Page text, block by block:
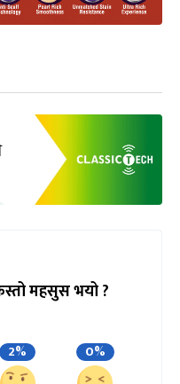
महसुस भयो ?
2% 0%